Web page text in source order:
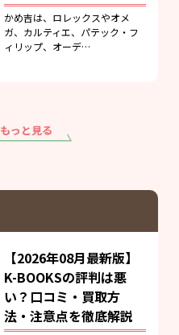
かめ吉は、ロレックスやオメ
ガ、カルティエ、パテック・フ
ィリップ、オーデ…
もっと見る
【2026年08月最新版】
K-BOOKSの評判は悪
い？口コミ・買取方
法・注意点を徹底解説